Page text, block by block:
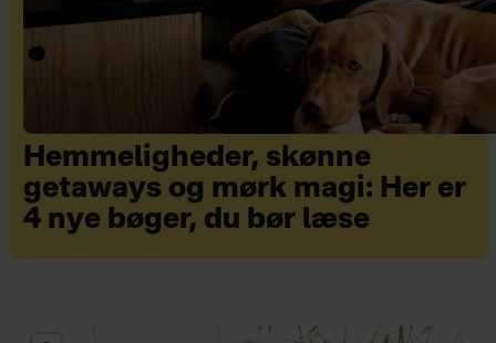
Hemmeligheder, skønne
getaways og mørk magi: Her er
4 nye bøger, du bør læse